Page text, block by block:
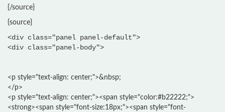
{/source}
{source}
<div class="panel panel-default">
<div class="panel-body">
<p style="text-align: center;">&nbsp;
</p>
<p style="text-align: center;"><span style="color:#b22222;">
<strong><span style="font-size:18px;"><span style="font-